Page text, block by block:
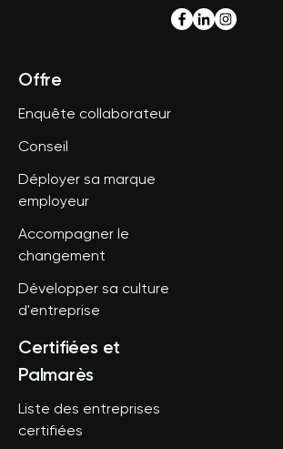
Offre
Enquête collaborateur
Conseil
Déployer sa marque
employeur
Accompagner le
changement
Développer sa culture
d'entreprise
Certifiées et
Palmarès
Liste des entreprises
certifiées